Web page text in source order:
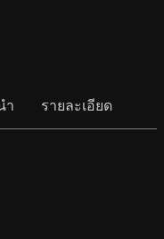
ำ รายละเอียด